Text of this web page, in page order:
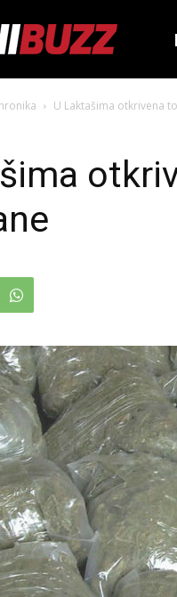
U Laktašima otkrivena